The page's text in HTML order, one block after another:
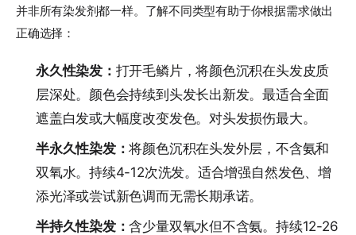
并非所有染发剂都一样。了解不同类型有助于你根据需求做出
正确选择：
永久性染发： 打开毛鳞片，将颜色沉积在头发皮质
层深处。颜色会持续到头发长出新发。最适合全面
遮盖白发或大幅度改变发色。对头发损伤最大。
半永久性染发：将颜色沉积在头发外层，不含氨和
双氧水。持续4-12次洗发。适合增强自然发色、增
添光泽或尝试新色调而无需长期承诺。
半持久性染发：含少量双氧水但不含氨。持续12-26